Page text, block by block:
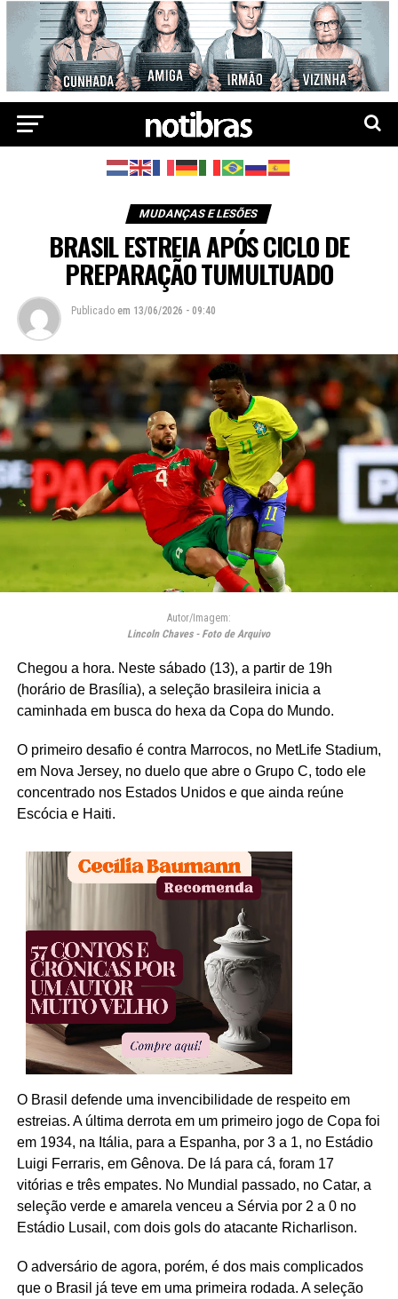
MUDANÇAS E LESÕES
BRASIL ESTREIA APÓS CICLO DE
PREPARAÇÃO TUMULTUADO
Publicado em 13/06/2026 - 09:40
Autor/Imagem:
Lincoln Chaves - Foto de Arquivo
Chegou a hora. Neste sábado (13), a partir de 19h
(horário de Brasília), a seleção brasileira inicia a
caminhada em busca do hexa da Copa do Mundo.
O primeiro desafio é contra Marrocos, no MetLife Stadium,
em Nova Jersey, no duelo que abre o Grupo C, todo ele
concentrado nos Estados Unidos e que ainda reúne
Escócia e Haiti.
O Brasil defende uma invencibilidade de respeito em
estreias. A última derrota em um primeiro jogo de Copa foi
em 1934, na Itália, para a Espanha, por 3 a 1, no Estádio
Luigi Ferraris, em Gênova. De lá para cá, foram 17
vitórias e três empates. No Mundial passado, no Catar, a
seleção verde e amarela venceu a Sérvia por 2 a 0 no
Estádio Lusail, com dois gols do atacante Richarlison.
O adversário de agora, porém, é dos mais complicados
que o Brasil já teve em uma primeira rodada. A seleção